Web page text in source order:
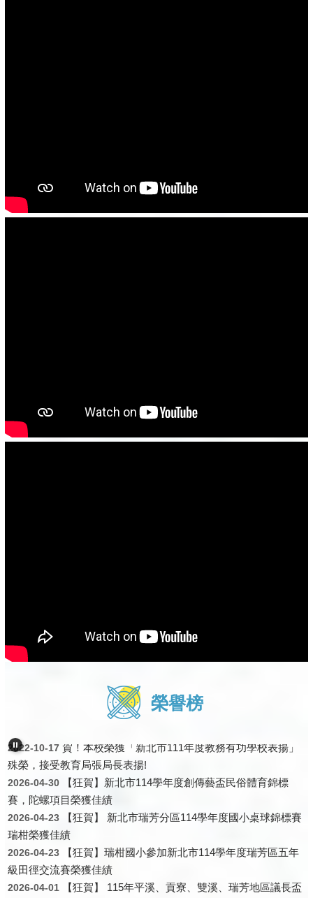
榮譽榜
狂賀！瑞柑國小榮獲110年度教育部教學卓越獎銀質
殊榮，接受教育局張局長表揚!
2026-04-30【狂賀】新北市114學年度創傳藝盃民俗體育錦標
賽，陀螺項目榮獲佳績
2026-04-23【狂賀】 新北市瑞芳分區114學年度國小桌球錦標賽
瑞柑榮獲佳績
2026-04-23【狂賀】瑞柑國小參加新北市114學年度瑞芳區五年
級田徑交流賽榮獲佳績
2026-04-01【狂賀】 115年平溪、貢寮、雙溪、瑞芳地區議長盃
繪畫比賽 瑞柑榮獲佳績
2023-05-09
「卓越瑞柑，六十風華」 新北瑞柑國小歡慶60週年
校慶(NewTalk新聞)
2023-05-09
「卓越瑞柑，六十風華」 瑞柑國小歡慶60週年校慶
(新北市政府教育局教育新聞)
2023-03-09
觀天下新聞於112年3月8日報導「台大生到偏鄉服務